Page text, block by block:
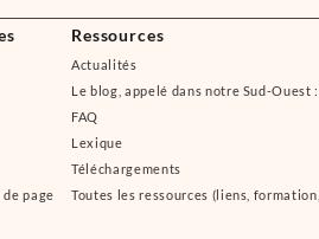
page
Ressources
Actualités
Le blog, appelé dans notre Sud-Ouest
FAQ
Lexique
Téléchargements
Toutes les ressources (liens,